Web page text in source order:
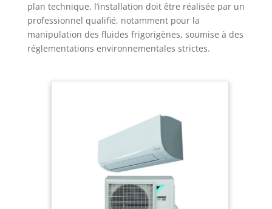
plan technique, l’installation doit être réalisée par un
professionnel qualifié, notamment pour la
manipulation des fluides frigorigènes, soumise à des
réglementations environnementales strictes.